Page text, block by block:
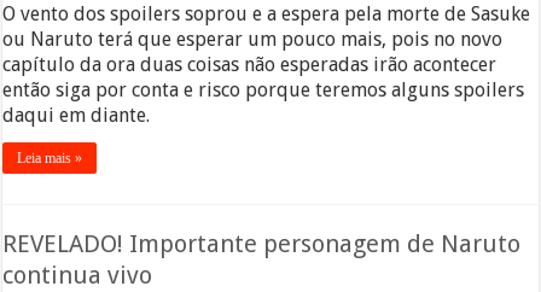
O vento dos spoilers soprou e a espera pela morte de Sasuke
ou Naruto terá que esperar um pouco mais, pois no novo
capítulo da ora duas coisas não esperadas irão acontecer
então siga por conta e risco porque teremos alguns spoilers
daqui em diante.
Leia mais »
REVELADO! Importante personagem de Naruto
continua vivo